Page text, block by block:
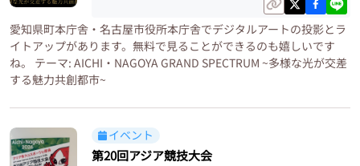
愛知県町本庁舎・名古屋市役所本庁舎でデジタルアートの投影とラ
イトアップがあります。無料で見ることができるのも嬉しいです
ね。 テーマ: AICHI・NAGOYA GRAND SPECTRUM ~多様な光が交差
する魅力共創都市~
イベント
第20回アジア競技大会